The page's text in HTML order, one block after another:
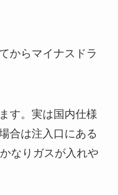
からマイナスドラ
す。実は国内仕様
合は注入口にある
なりガスが入れや